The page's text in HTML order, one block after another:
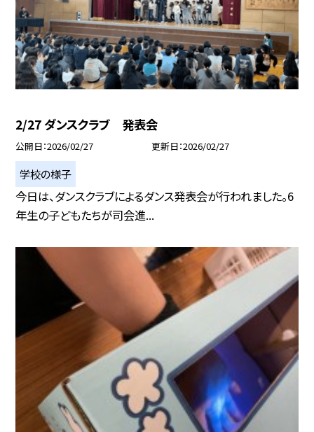
2/27 ダンスクラブ 発表会
公開日 2026/02/27 更新日 2026/02/27
学校の様子
今日は、ダンスクラブによるダンス発表会が行われました。6
年生の子どもたちが司会進...